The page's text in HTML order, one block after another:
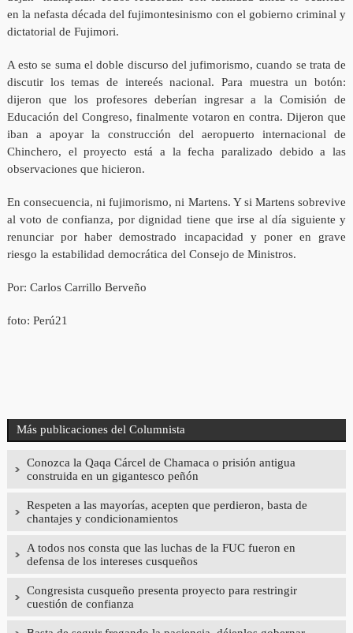
en la nefasta década del fujimontesinismo con el gobierno criminal y
dictatorial de Fujimori.
A esto se suma el doble discurso del jufimorismo, cuando se trata de
discutir los temas de intereés nacional. Para muestra un botón:
dijeron que los profesores deberían ingresar a la Comisión de
Educación del Congreso, finalmente votaron en contra. Dijeron que
iban a apoyar la construcción del aeropuerto internacional de
Chinchero, el proyecto está a la fecha paralizado debido a las
observaciones que hicieron.
En consecuencia, ni fujimorismo, ni Martens. Y si Martens sobrevive
al voto de confianza, por dignidad tiene que irse al día siguiente y
renunciar por haber demostrado incapacidad y poner en grave
riesgo la estabilidad democrática del Consejo de Ministros.
Por: Carlos Carrillo Berveño
foto: Perú21
Más publicaciones del Columnista
Conozca la Qaqa Cárcel de Chamaca o prisión antigua
construida en un gigantesco peñón
Respeten a las mayorías, acepten que perdieron, basta de
chantajes y condicionamientos
A todos nos consta que las luchas de la FUC fueron en
defensa de los intereses cusqueños
Congresista cusqueño presenta proyecto para restringir
cuestión de confianza